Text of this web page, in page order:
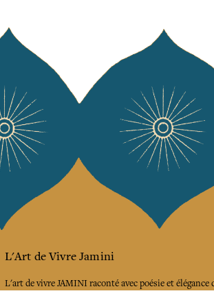
L'Art de Vivre Jamini
L'art de vivre JAMINI raconté avec poésie et